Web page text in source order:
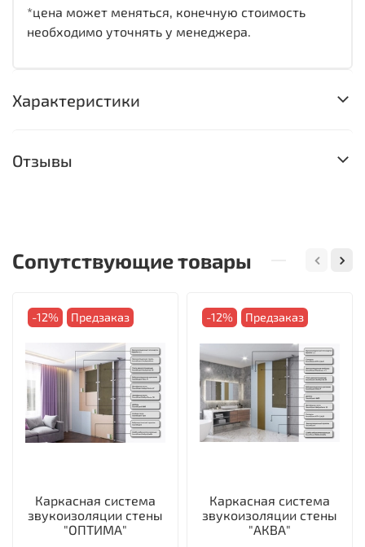
*цена может меняться, конечную стоимость
необходимо уточнять у менеджера.
Характеристики
Отзывы
Сопутствующие товары
-12% Предзаказ
Каркасная система
звукоизоляции стены
"ОПТИМА"
-12% Предзаказ
Каркасная система
звукоизоляции стены
"АКВА"